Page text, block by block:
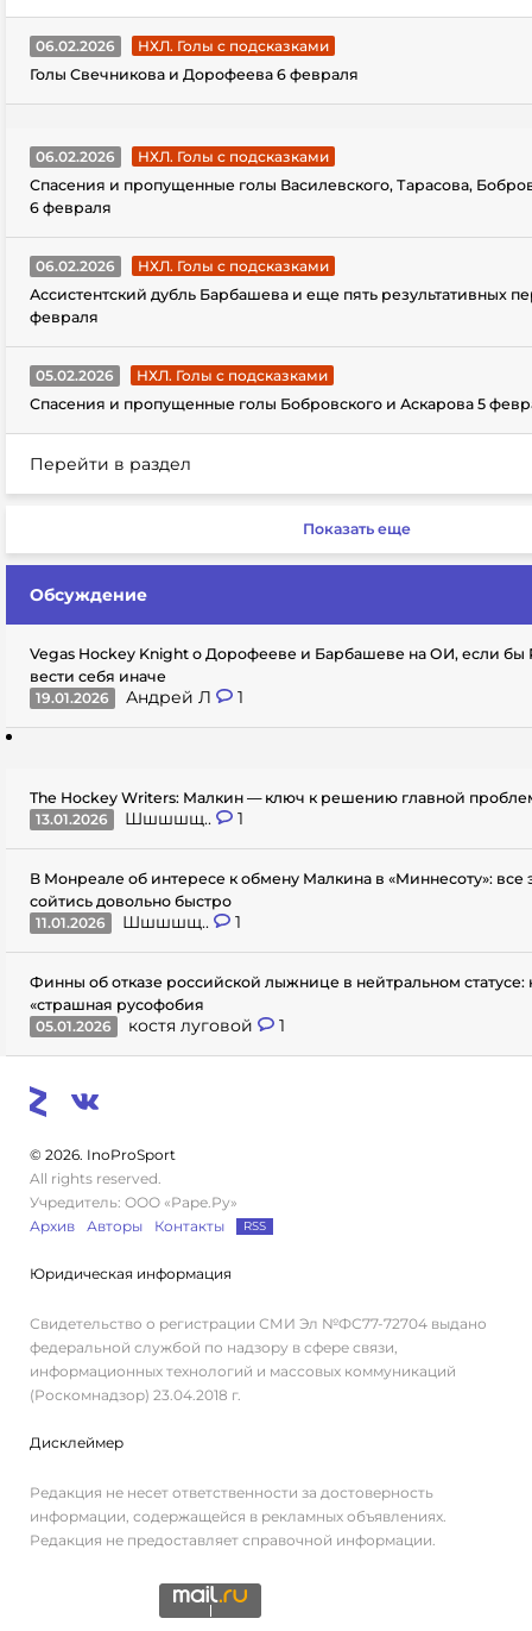
06.02.2026
НХЛ. Голы с подсказками
Голы Свечникова и Дорофеева 6 февраля
06.02.2026
НХЛ. Голы с подсказками
Спасения и пропущенные голы Василевского, Тарасова,
6 февраля
06.02.2026
НХЛ. Голы с подсказками
Ассистентский дубль Барбашева и еще пять результативных
февраля
05.02.2026
НХЛ. Голы с подсказками
Спасения и пропущенные голы Бобровского и Аскарова 5
Перейти в раздел
Показать еще
Обсуждение
Vegas Hockey Knight о Дорофееве и Барбашеве на ОИ, если бы
вести себя иначе
19.01.2026
Андрей Л 1
The Hockey Writers: Малкин — ключ к решению главной
13.01.2026
Шшшшщ.. 1
В Монреале об интересе к обмену Малкина в «Миннесоту»: все
сойтись довольно быстро
11.01.2026
Шшшшщ.. 1
Финны об отказе российской лыжнице в нейтральном статусе:
«страшная русофобия
05.01.2026
костя луговой 1
© 2026. InoProSport
All rights reserved.
Учредитель: ООО «Раре.Ру»
Архив
Авторы Контакты RSS
Юридическая информация
Свидетельство о регистрации СМИ Эл №ФС77-72704 выдано
федеральной службой по надзору в сфере связи,
информационных технологий и массовых коммуникаций
(Роскомнадзор) 23.04.2018 г.
Дисклеймер
Редакция не несет ответственности за достоверность
информации, содержащейся в рекламных объявлениях.
Редакция не предоставляет справочной информации.